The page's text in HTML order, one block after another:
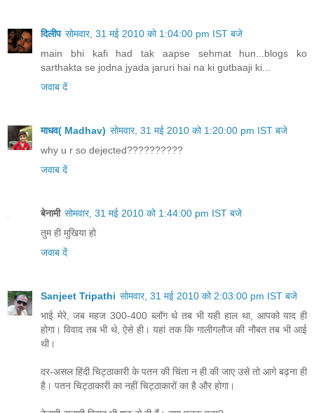
दिलीप सोमवार, 31 मई 2010 को 1:04:00 pm IST बजे
main bhi kafi had tak aapse sehmat hun...blogs ko
sarthakta se jodna jyada jaruri hai na ki gutbaaji ki...
जवाब दें
माधव( Madhav) सोमवार, 31 मई 2010 को 1:20:00 pm IST बजे
why u r so dejected??????????
जवाब दें
बेनामी सोमवार, 31 मई 2010 को 1:44:00 pm IST बजे
तुम ही मुखिया हो
जवाब दें
Sanjeet Tripathi सोमवार, 31 मई 2010 को 2:03:00 pm IST बजे
भाई मेरे, जब महज 300-400 ब्लॉग थे तब भी यही हाल था, आपको याद ही
होगा। विवाद तब भी थे, ऐसे ही। यहां तक कि गालीगलौज की नौबत तब भी आई
थी।
दर-असल हिंदी चिट्ठाकारी के पतन की चिंता न ही की जाए उसे तो आगे बढ़ना ही
है। पतन चिट्ठाकारी का नहीं चिट्ठाकारों का है और होगा।